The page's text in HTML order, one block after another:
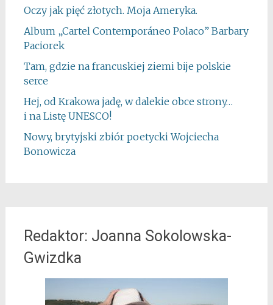
Oczy jak pięć złotych. Moja Ameryka.
Album „Cartel Contemporáneo Polaco” Barbary
Paciorek
Tam, gdzie na francuskiej ziemi bije polskie
serce
Hej, od Krakowa jadę, w dalekie obce strony…
i na Listę UNESCO!
Nowy, brytyjski zbiór poetycki Wojciecha
Bonowicza
Redaktor: Joanna Sokolowska-
Gwizdka